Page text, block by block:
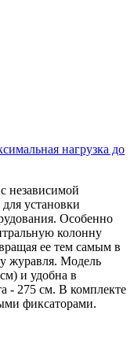
нагрузка до
независимой
установки
Особенно
колонну
ее тем самым в
журавля. Модель
и удобна в
- 275 см. В комплекте
фиксаторами.